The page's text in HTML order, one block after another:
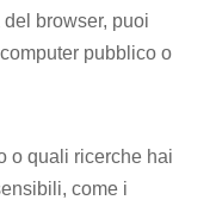
browser, puoi
pubblico o
o quali ricerche hai
come i